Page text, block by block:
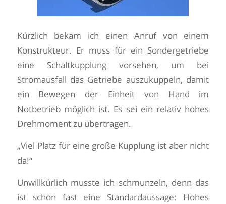
Kürzlich bekam ich einen Anruf von einem
Konstrukteur. Er muss für ein Sondergetriebe
eine Schaltkupplung vorsehen, um bei
Stromausfall das Getriebe auszukuppeln, damit
ein Bewegen der Einheit von Hand im
Notbetrieb möglich ist. Es sei ein relativ hohes
Drehmoment zu übertragen.
„Viel Platz für eine große Kupplung ist aber nicht
da!“
Unwillkürlich musste ich schmunzeln, denn das
ist schon fast eine Standardaussage: Hohes